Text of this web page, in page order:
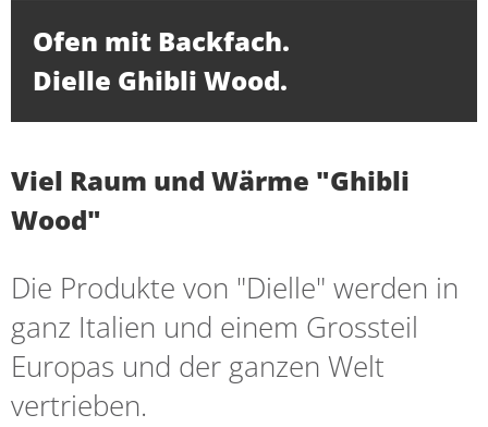
Ofen mit Backfach.
Dielle Ghibli Wood.
Viel Raum und Wärme "Ghibli
Wood"
Die Produkte von "Dielle" werden in
ganz Italien und einem Grossteil
Europas und der ganzen Welt
vertrieben.